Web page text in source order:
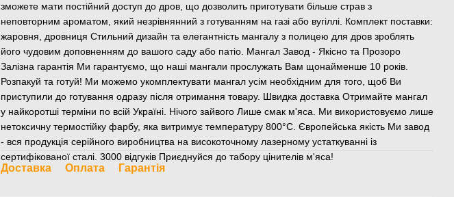
зможете мати постійний доступ до дров, що дозволить приготувати більше страв з
неповторним ароматом, який незрівнянний з готуванням на газі або вугіллі. Комплект поставки:
жаровня, дровниця Стильний дизайн та елегантність мангалу з полицею для дров зроблять
його чудовим доповненням до вашого саду або патіо. Мангал Завод - Якісно та Прозоро
Залізна гарантія Ми гарантуємо, що наші мангали прослужать Вам щонайменше 10 років.
Розпакуй та готуй! Ми можемо укомплектувати мангал усім необхідним для того, щоб Ви
приступили до готування одразу після отримання товару. Швидка доставка Отримайте мангал
у найкоротші терміни по всій Україні. Нічого зайвого Лише смак м'яса. Ми використовуємо лише
нетоксичну термостійку фарбу, яка витримує температуру 800°С. Європейська якість Ми завод
- вся продукція серійного виробництва на високоточному лазерному устаткуванні із
сертифікованої сталі. 3000 відгуків Приєднуйся до табору цінителів м'яса!
Доставка Оплата Гарантія